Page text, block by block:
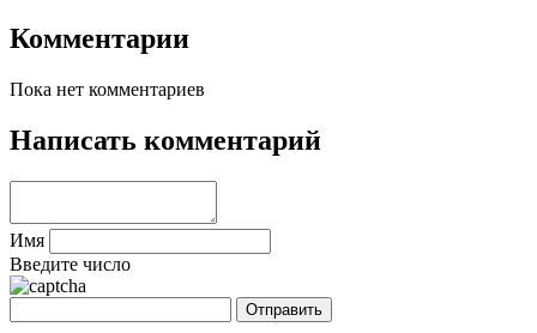
Комментарии
Пока нет комментариев
Написать комментарий
Имя
Введите число